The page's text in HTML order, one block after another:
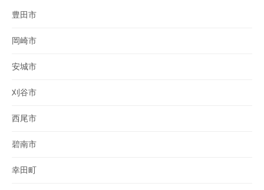
豊田市
岡崎市
安城市
刈谷市
西尾市
碧南市
幸田町